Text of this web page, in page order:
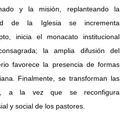
y la misión, replanteando la
de la Iglesia se incrementa
inicia el monacato institucional
la amplia difusión del
favorece la presencia de formas
Finalmente, se transforman las
a la vez que se reconfigura
y social de los pastores.